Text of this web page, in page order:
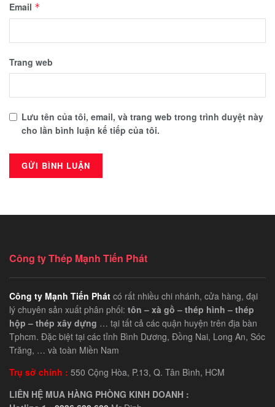
Email *
Trang web
Lưu tên của tôi, email, và trang web trong trình duyệt này
cho lần bình luận kế tiếp của tôi.
Công ty Thép Mạnh Tiến Phát
Công ty Mạnh Tiến Phát có rất nhiều chi nhánh, cửa hàng, đại
lý chuyên sản xuất phân phối: tôn – xà gồ – thép hình – thép
hộp – thép xây dựng … tại tất cả các quận huyện trên địa bàn
Tphcm. Đặc biệt tại các tỉnh Bình Dương, Đồng Nai, Long An, Sóc
Trăng, … và toàn Miền Nam
Trụ sở chính : 550 Cộng Hòa, P.13, Q. Tân Bình, HCM
LIÊN HỆ MUA HÀNG PHÒNG KINH DOANH :